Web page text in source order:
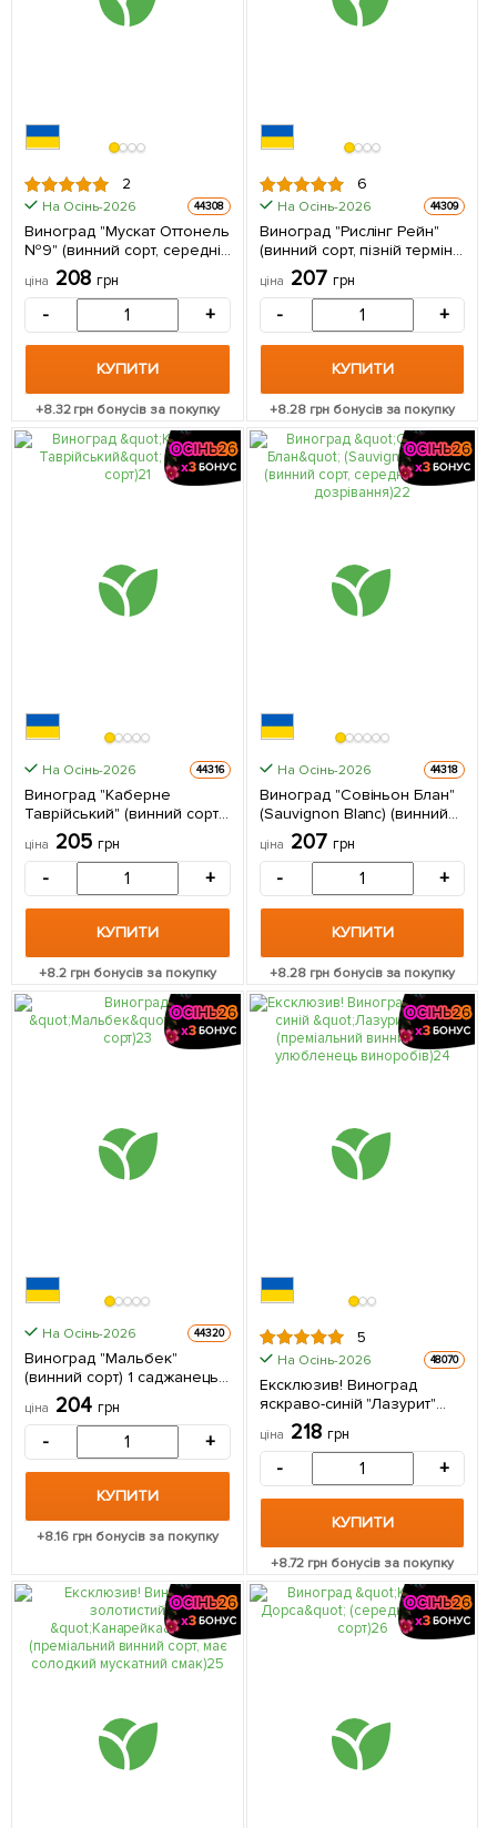
2
На Осінь-2026 44308
Виноград "Мускат Оттонель
№9" (винний сорт, середній
термін дозрівання, має
неповторний мускатний
упаковці
ціна 208 грн
- +
КУПИТИ
+8.32грн бонусів за покупку
6
На Осінь-2026 44309
Виноград "Рислінг Рейн"
(винний сорт, пізній термін
дозрівання, має тривалий
термін зберігання ягід) 1
саджанець в упаковці
ціна 207 грн
- +
КУПИТИ
+8.28грн бонусів за покупку
На Осінь-2026 44316
Виноград "Каберне
Таврійський" (винний сорт)
1 саджанець в упаковці
ціна 205 грн
- +
КУПИТИ
+8.2 грн бонусів за покупку
На Осінь-2026 44318
Виноград "Совіньон Блан"
(Sauvignon Blanc) (винний
сорт, середній термін
дозрівання) 1 саджанець в
ціна 207 грн
- +
КУПИТИ
+8.28грн бонусів за покупку
На Осінь-2026 44320
Виноград "Мальбек"
(винний сорт) 1 саджанець
в упаковці
ціна 204 грн
- +
КУПИТИ
+8.16 грн бонусів за покупку
5
На Осінь-2026 48070
Ексклюзив! Виноград
яскраво-синій "Лазурит"
(преміальний винний сорт,
улюбленець виноробів) 1
саджанець в упаковці
ціна 218 грн
- +
КУПИТИ
+8.72 грн бонусів за покупку